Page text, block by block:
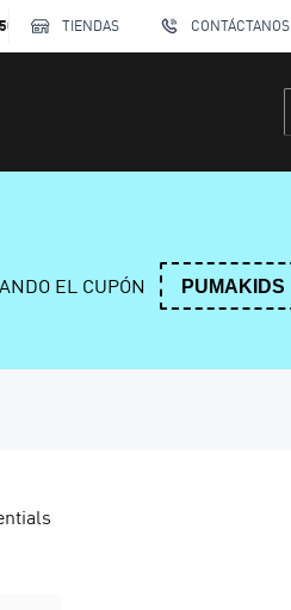
TIENDAS CONTÁCTANOS
EL CUPÓN PUMAKIDS